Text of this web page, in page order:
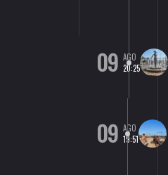
09 AGO
20:25
09 AGO
19:51